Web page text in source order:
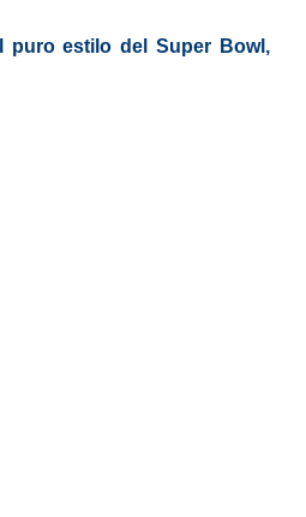
puro estilo del Super Bowl,